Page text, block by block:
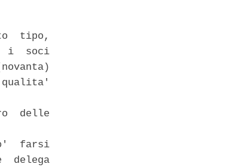
tipo,
i  soci
delle
farsi
delega